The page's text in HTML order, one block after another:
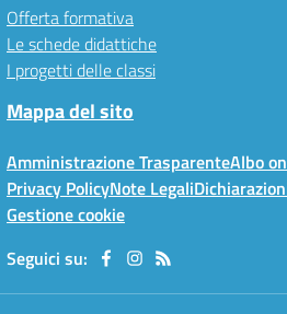
Offerta formativa
Le schede didattiche
I progetti delle classi
Mappa del sito
Amministrazione TrasparenteAlbo
Privacy PolicyNote Legali
Gestione cookie
Seguici su: